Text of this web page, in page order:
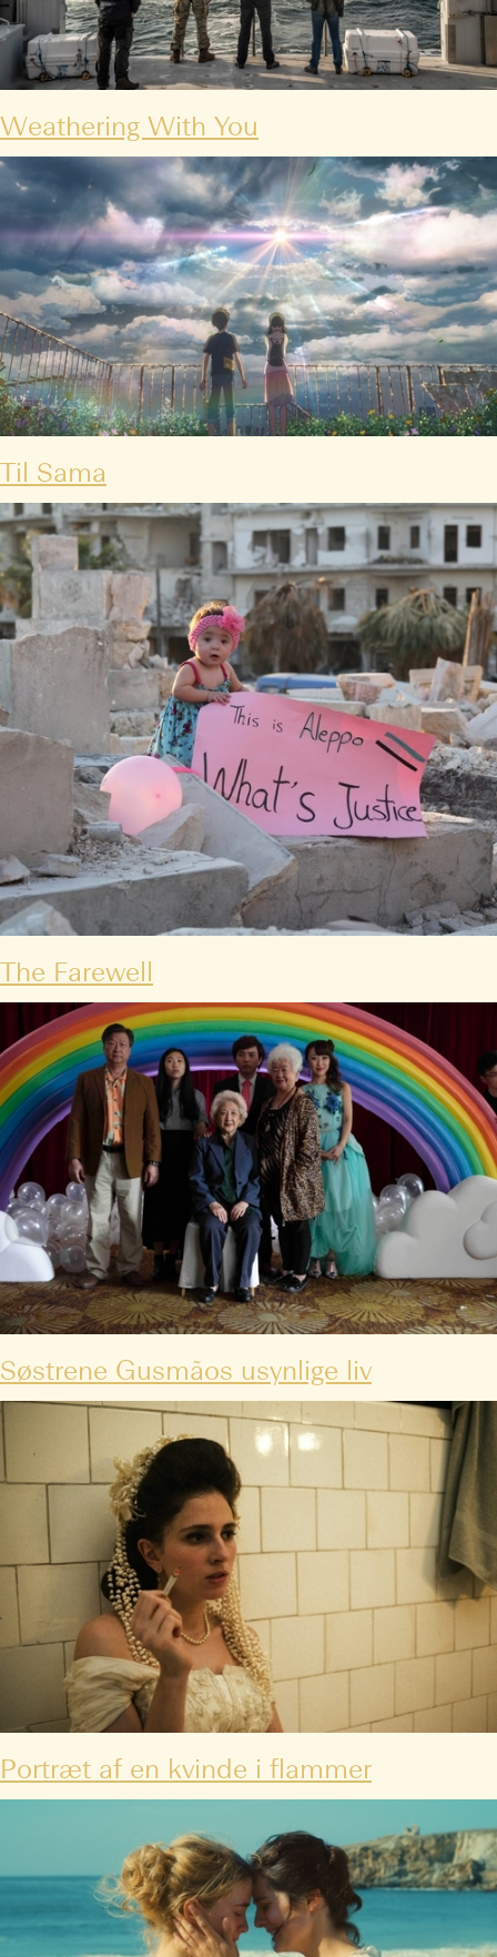
Weathering With You
Til Sama
The Farewell
Søstrene Gusmãos usynlige liv
Portræt af en kvinde i flammer